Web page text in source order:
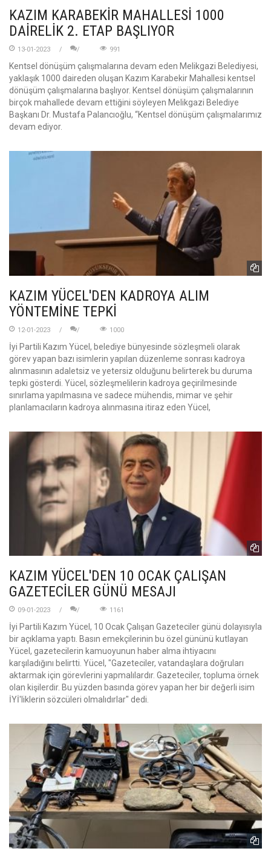
KAZIM KARABEKİR MAHALLESİ 1000
DAİRELİK 2. ETAP BAŞLIYOR
13-01-2023 991
Kentsel dönüşüm çalışmalarına devam eden Melikgazi Belediyesi,
yaklaşık 1000 daireden oluşan Kazım Karabekir Mahallesi kentsel
dönüşüm çalışmalarına başlıyor. Kentsel dönüşüm çalışmalarının
birçok mahallede devam ettiğini söyleyen Melikgazi Belediye
Başkanı Dr. Mustafa Palancıoğlu, “Kentsel dönüşüm çalışmalarımız
devam ediyor.
KAZIM YÜCEL'DEN KADROYA ALIM
YÖNTEMİNE TEPKİ
12-01-2023 1000
İyi Partili Kazım Yücel, belediye bünyesinde sözleşmeli olarak
görev yapan bazı isimlerin yapılan düzenleme sonrası kadroya
alınmasının adaletsiz ve yetersiz olduğunu belirterek bu duruma
tepki gösterdi. Yücel, sözleşmelilerin kadroya geçirilmesinde
sınırlama yapılmasına ve sadece mühendis, mimar ve şehir
planlamacıların kadroya alınmasına itiraz eden Yücel,
KAZIM YÜCEL'DEN 10 OCAK ÇALIŞAN
GAZETECİLER GÜNÜ MESAJI
09-01-2023 1161
İyi Partili Kazım Yücel, 10 Ocak Çalışan Gazeteciler günü dolayısıyla
bir açıklama yaptı. Basın emekçilerinin bu özel gününü kutlayan
Yücel, gazetecilerin kamuoyunun haber alma ihtiyacını
karşıladığını belirtti. Yücel, "Gazeteciler, vatandaşlara doğruları
aktarmak için görevlerini yapmalılardır. Gazeteciler, topluma örnek
olan kişilerdir. Bu yüzden basında görev yapan her bir değerli isim
İYİ'liklerin sözcüleri olmalıdırlar" dedi.